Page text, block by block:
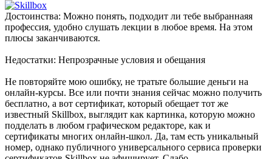
Достоинства: Можно понять, подходит ли тебе выбраннаяя
профессия, удобно слушать лекции в любое время. На этом
плюсы заканчиваются.
Недостатки: Непрозрачные условия и обещания
Не повторяйте мою ошибку, не тратьте большие деньги на
онлайн-курсы. Все или почти знания сейчас можно получить
бесплатно, а вот сертификат, который обещает тот же
известный Skillbox, выглядит как картинка, которую можно
подделать в любом графическом редакторе, как и
сертификаты многих онлайн-школ. Да, там есть уникальный
номер, однако публичного универсального сервиса проверки